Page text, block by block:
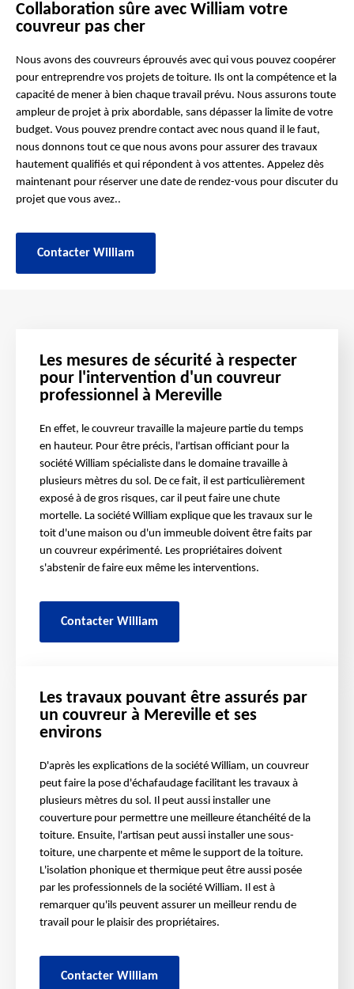
Collaboration sûre avec William votre
couvreur pas cher
Nous avons des couvreurs éprouvés avec qui vous pouvez coopérer
pour entreprendre vos projets de toiture. Ils ont la compétence et la
capacité de mener à bien chaque travail prévu. Nous assurons toute
ampleur de projet à prix abordable, sans dépasser la limite de votre
budget. Vous pouvez prendre contact avec nous quand il le faut,
nous donnons tout ce que nous avons pour assurer des travaux
hautement qualifiés et qui répondent à vos attentes. Appelez dès
maintenant pour réserver une date de rendez-vous pour discuter du
projet que vous avez..
Contacter William
Les mesures de sécurité à respecter
pour l'intervention d'un couvreur
professionnel à Mereville
En effet, le couvreur travaille la majeure partie du temps
en hauteur. Pour être précis, l'artisan officiant pour la
société William spécialiste dans le domaine travaille à
plusieurs mètres du sol. De ce fait, il est particulièrement
exposé à de gros risques, car il peut faire une chute
mortelle. La société William explique que les travaux sur le
toit d'une maison ou d'un immeuble doivent être faits par
un couvreur expérimenté. Les propriétaires doivent
s'abstenir de faire eux même les interventions.
Contacter William
Les travaux pouvant être assurés par
un couvreur à Mereville et ses
environs
D'après les explications de la société William, un couvreur
peut faire la pose d'échafaudage facilitant les travaux à
plusieurs mètres du sol. Il peut aussi installer une
couverture pour permettre une meilleure étanchéité de la
toiture. Ensuite, l'artisan peut aussi installer une sous-
toiture, une charpente et même le support de la toiture.
L'isolation phonique et thermique peut être aussi posée
par les professionnels de la société William. Il est à
remarquer qu'ils peuvent assurer un meilleur rendu de
travail pour le plaisir des propriétaires.
Contacter William